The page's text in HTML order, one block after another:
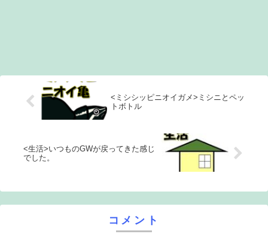
<ミシシッピニオイガメ>ミシニとペッ
トボトル
<生活>いつものGWが戻ってきた感じ
でした。
コメント